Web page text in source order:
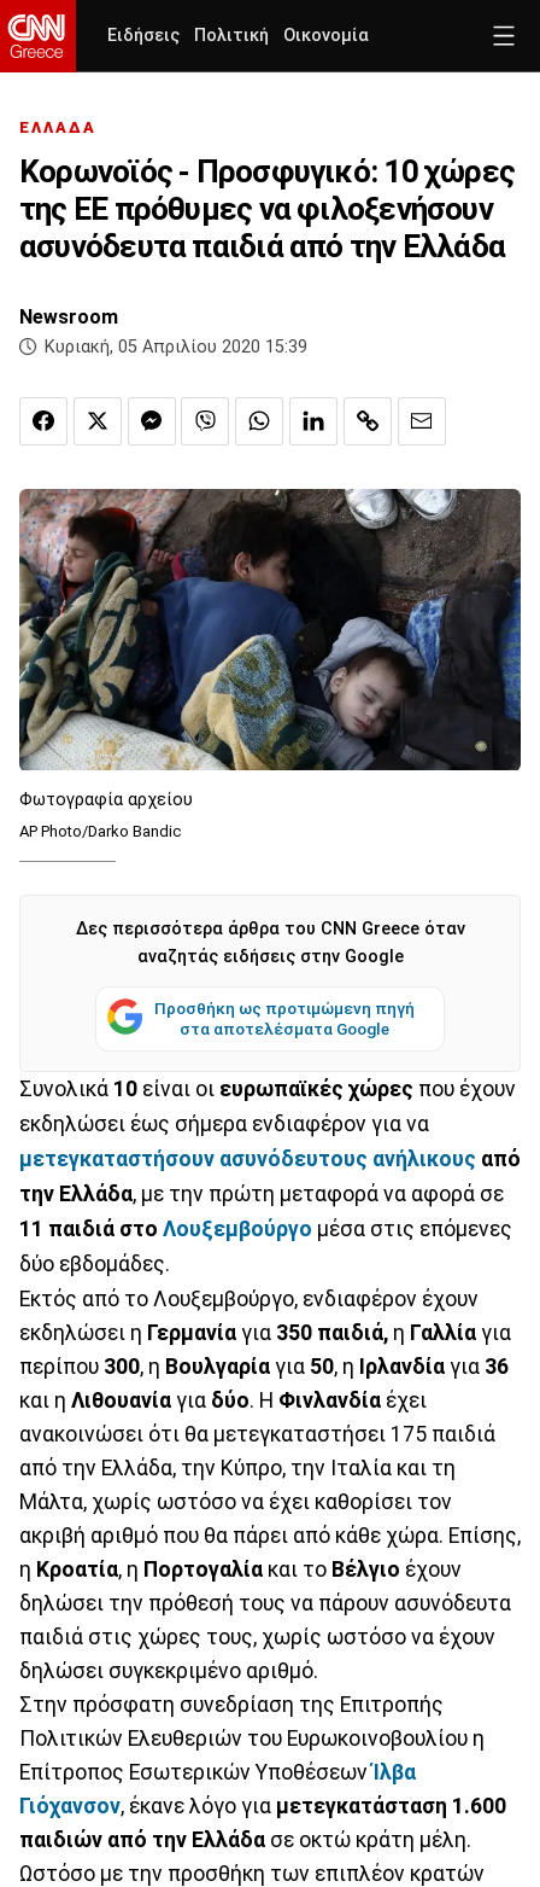
Ειδήσεις Πολιτική Οικονομία
ΕΛΛΑΔΑ
Κορωνοϊός - Προσφυγικό: 10 χώρες
της ΕΕ πρόθυμες να φιλοξενήσουν
ασυνόδευτα παιδιά από την Ελλάδα
Newsroom
Κυριακή, 05 Απριλίου 2020 15:39
Φωτογραφία αρχείου
AP Photo/Darko Bandic
Δες περισσότερα άρθρα του CNN Greece όταν
αναζητάς ειδήσεις στην Google
Προσθήκη ως προτιμώμενη πηγή
στα αποτελέσματα Google
Συνολικά 10 είναι οι ευρωπαϊκές χώρες που έχουν
εκδηλώσει έως σήμερα ενδιαφέρον για να
μετεγκαταστήσουν ασυνόδευτους ανήλικους από
την Ελλάδα, με την πρώτη μεταφορά να αφορά σε
11 παιδιά στο Λουξεμβούργο μέσα στις επόμενες
δύο εβδομάδες.
Εκτός από το Λουξεμβούργο, ενδιαφέρον έχουν
εκδηλώσει η Γερμανία για 350 παιδιά, η Γαλλία για
περίπου 300, η Βουλγαρία για 50, η Ιρλανδία για 36
και η Λιθουανία για δύο. Η Φινλανδία έχει
ανακοινώσει ότι θα μετεγκαταστήσει 175 παιδιά
από την Ελλάδα, την Κύπρο, την Ιταλία και τη
Μάλτα, χωρίς ωστόσο να έχει καθορίσει τον
ακριβή αριθμό που θα πάρει από κάθε χώρα. Επίσης,
η Κροατία, η Πορτογαλία και το Βέλγιο έχουν
δηλώσει την πρόθεσή τους να πάρουν ασυνόδευτα
παιδιά στις χώρες τους, χωρίς ωστόσο να έχουν
δηλώσει συγκεκριμένο αριθμό.
Στην πρόσφατη συνεδρίαση της Επιτροπής
Πολιτικών Ελευθεριών του Ευρωκοινοβουλίου η
Επίτροπος Εσωτερικών ΥποθέσεωνΊλβα
Γιόχανσον, έκανε λόγο για μετεγκατάσταση 1.600
παιδιών από την Ελλάδα σε οκτώ κράτη μέλη.
Ωστόσο με την προσθήκη των επιπλέον κρατών